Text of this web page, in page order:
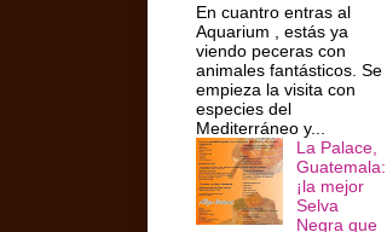
En cuantro entras al
Aquarium , estás ya
viendo peceras con
animales fantásticos. Se
empieza la visita con
especies del
Mediterráneo y...
La Palace,
Guatemala:
¡la mejor
Selva
Negra que